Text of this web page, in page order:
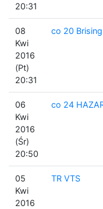
20:31
08
Kwi
2016
(Pt)
20:31
co 20
06
Kwi
2016
(Śr)
20:50
co 24
05
Kwi
2016
TR VTS